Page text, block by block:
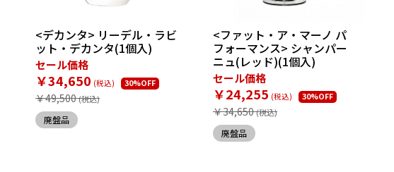
<デカンタ> リーデル・ラビ
ット・デカンタ(1個入)
セール価格
￥34,650 30%OFF
￥49,500
廃盤品
<ファット・ア・マーノ パ
フォーマンス> シャンパー
ニュ(レッド)(1個入)
セール価格
￥24,255 30%OFF
￥34,650
廃盤品